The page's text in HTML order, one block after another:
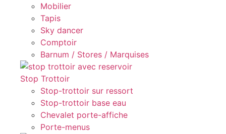
Mobilier
Tapis
Sky dancer
Comptoir
Barnum / Stores / Marquises
Stop Trottoir
Stop-trottoir sur ressort
Stop-trottoir base eau
Chevalet porte-affiche
Porte-menus